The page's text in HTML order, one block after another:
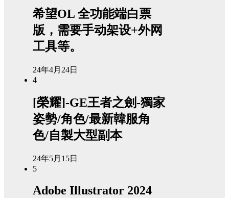
希望OL 全功能端白票
版，需要手动架设+外网
工具等。
24年4月24日
4
[榮耀]-GE王者之劍-獨家
姿勢/角色/最新韓服角
色/自製大型副本
24年5月15日
5
Adobe Illustrator 2024